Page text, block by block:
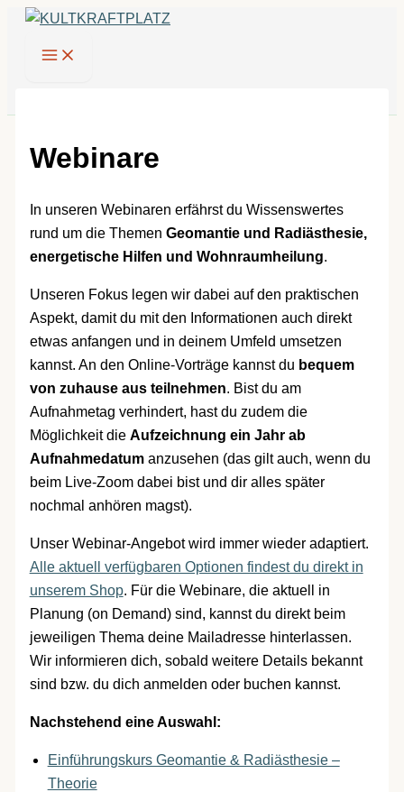
Zum
springen
Webinare
In unseren Webinaren erfährst du Wissenswertes
rund um die Themen Geomantie und Radiästhesie,
energetische Hilfen und Wohnraumheilung.
Unseren Fokus legen wir dabei auf den praktischen
Aspekt, damit du mit den Informationen auch direkt
etwas anfangen und in deinem Umfeld umsetzen
kannst. An den Online-Vorträge kannst du bequem
von zuhause aus teilnehmen. Bist du am
Aufnahmetag verhindert, hast du zudem die
Möglichkeit die Aufzeichnung ein Jahr ab
Aufnahmedatumanzusehen (das gilt auch, wenn du
beim Live-Zoom dabei bist und dir alles später
nochmal anhören magst).
Unser Webinar-Angebot wird immer wieder adaptiert.
Alle aktuell verfügbaren Optionen findest du direkt in
unserem Shop. Für die Webinare, die aktuell in
Planung (on Demand) sind, kannst du direkt beim
jeweiligen Thema deine Mailadresse hinterlassen.
Wir informieren dich, sobald weitere Details bekannt
sind bzw. du dich anmelden oder buchen kannst.
Nachstehend eine Auswahl:
Einführungskurs Geomantie & Radiästhesie –
Theorie